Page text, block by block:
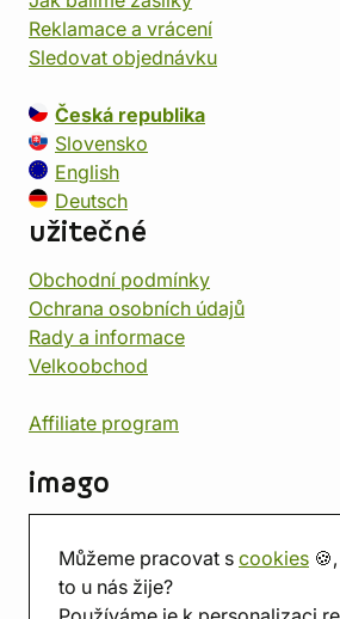
Můžeme pracovat s cookies
to u nás žije?
Reklamace a vrácení
Sledovat objednávku
Česká republika
Slovensko
English
Deutsch
užitečné
Obchodní podmínky
Ochrana osobních údajů
Rady a informace
Velkoobchod
Affiliate program
imago
Prodejna
Herna